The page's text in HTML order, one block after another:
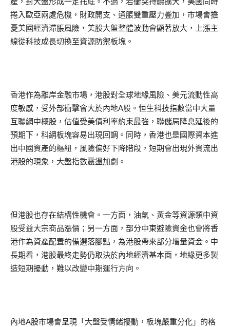
捲入歐亞兩處危機，財政開支、通脹雙重壓力疊加，市場會擔
憂美國經濟滯脹風險，美股大盤整體波動會顯著放大，上漲主
線從科技成長切換至資源防禦板塊。
香港作為離岸金融市場，港股對全球地緣風險、美元流動性高
度敏感，受外部衝擊會大於內地A股。恒生科技指數當中大量
互聯網中概股，估值受美債利率約束最強，聯儲局降息延後的
預期下，科網板塊容易出現回調。同時，香港也是國際資本進
出中國資產的樞紐，風險偏好下降階段，短期會出現外資流出
港股的現象，大盤指數震盪加劇。
但港股也存在結構性機會。一方面，油氣、黃金等資源類中資
股受益大宗商品漲價；另一方面，部分中東避險資金也會將香
港作為資產配置的備選落腳點，為港股帶來部分增量資金。中
長期看，港股最終走勢仍取決於內地經濟基本面，地緣更多製
造短期擾動，難以改變中期運行方向。
內地A股市場會呈現「大盤受情緒擾動，板塊嚴重分化」的格